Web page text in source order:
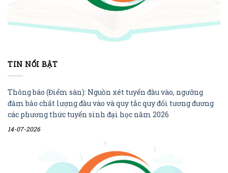
TIN NỔI BẬT
Thông báo (Điểm sàn): Nguồn xét tuyển đầu vào, ngưỡng
đảm bảo chất lượng đầu vào và quy tắc quy đổi tương đương
các phương thức tuyển sinh đại học năm 2026
14-07-2026